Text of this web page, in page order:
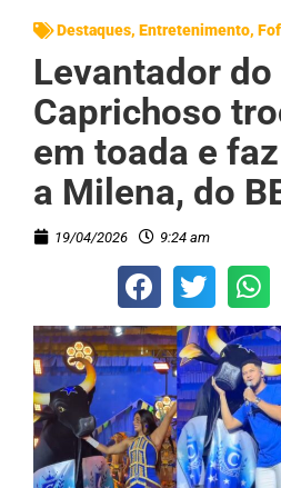
Destaques, Entretenimento,
Levantador do
Caprichoso
em toada e
a Milena, do
19/04/2026 9:24 am